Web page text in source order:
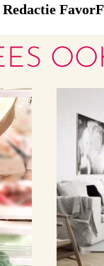
Redactie